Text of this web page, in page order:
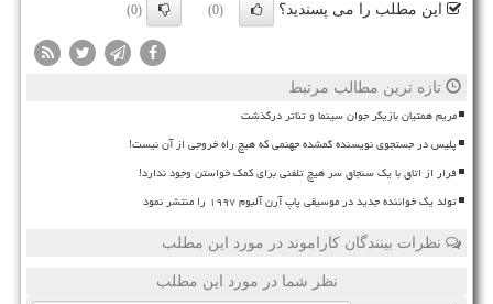
این مطلب را می پسندید؟ (0)
(0)
تازه ترین مطالب مرتبط
مریم همتیان بازیگر جوان سینما و تئاتر درگذشت
پلیس در جستجوی نویسنده گمشده جهنمی که هیچ راه خروجی از آن نیست!
فرار از اتاق با یک سنجاق سر هیچ تلفنی برای کمک خواستن وجود ندارد!
تولد یک خواننده جدید در موسیقی پاپ آرن آلبوم ۱۹۹۷ را منتشر نمود
نظرات بینندگان کاراموند در مورد این مطلب
نظر شما در مورد این مطلب